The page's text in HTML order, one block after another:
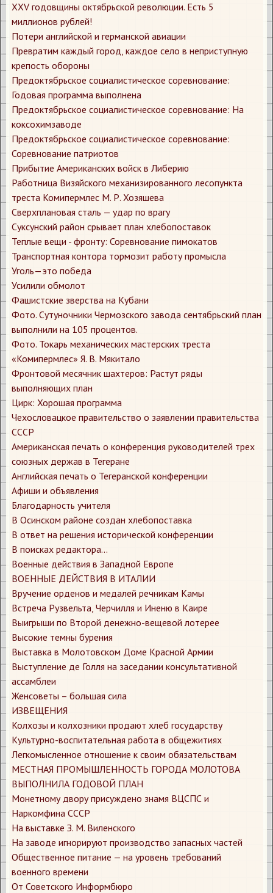
XXV годовщины октябрьской революции. Есть 5
миллионов рублей!
Потери английской и германской авиации
Превратим каждый город, каждое село в неприступную
крепость обороны
Предоктябрьское социалистическое соревнование:
Годовая программа выполнена
Предоктябрьское социалистическое соревнование: На
коксохимзаводе
Предоктябрьское социалистическое соревнование:
Соревнование патриотов
Прибытие Американских войск в Либерию
Работница Визяйского механизированного лесопункта
треста Комипермлес М. Р. Хозяшева
Сверхплановая сталь — удар по врагу
Суксунский район срывает план хлебопоставок
Теплые вещи - фронту: Соревнование пимокатов
Транспортная контора тормозит работу промысла
Уголь—это победа
Усилили обмолот
Фашистские зверства на Кубани
Фото. Сутуночники Чермозского завода сентябрьский план
выполнили на 105 процентов.
Фото. Токарь механических мастерских треста
«Комипермлес» Я. В. Мякитало
Фронтовой месячник шахтеров: Растут ряды
выполняющих план
Цирк: Хорошая программа
Чехословацкое правительство о заявлении правительства
СССР
​Американская печать о конференция руководителей трех
союзных держав в Тегеране
​Английская печать о Тегеранской конференции
​Афиши и объявления
​Благодарность учителя
​В Осинском районе создан хлебопоставка
​В ответ на решения исторической конференции
​В поисках редактора...
​Военные действия в Западной Европе
​ВОЕННЫЕ ДЕЙСТВИЯ В ИТАЛИИ
​Вручение орденов и медалей речникам Камы
​Встреча Рузвельта, Черчилля и Иненю в Каире
​Выигрыши по Второй денежно-вещевой лотерее
​Высокие темны бурения
​Выставка в Молотовском Доме Красной Армии
​Выступление де Голля на заседании консультативной
ассамблеи
​Женсоветы – большая сила
​ИЗВЕЩЕНИЯ
​Колхозы и колхозники продают хлеб государству
​Культурно-воспитательная работа в общежитиях
​Легкомысленное отношение к своим обязательствам
​МЕСТНАЯ ПРОМЫШЛЕННОСТЬ ГОРОДА МОЛОТОВА
ВЫПОЛНИЛА ГОДОВОЙ ПЛАН
​Монетному двору присуждено знамя ВЦСПС и
Наркомфина СССР
​На выставке З. М. Виленского
​На заводе игнорируют производство запасных частей
​Общественное питание — на уровень требований
военного времени
​От Советского Информбюро